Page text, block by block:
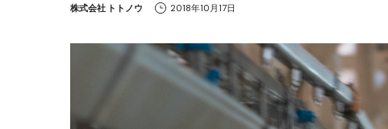
by
株式会社 トトノウ 2018年10月17日